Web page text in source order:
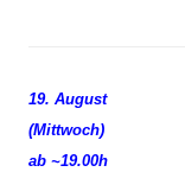
19. August
(Mittwoch)
ab ~19.00h